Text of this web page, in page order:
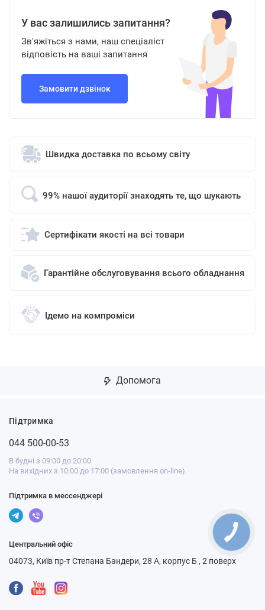
У вас залишились запитання?
Зв'яжіться з нами, наш спеціаліст
відповість на ваші запитання
Замовити дзвінок
Швидка доставка по всьому світу
99% нашої аудиторії знаходять те, що шукають
Сертифікати якості на всі товари
Гарантійне обслуговування всього обладнання
Ідемо на компроміси
Допомога
Підтримка
044 500-00-53
В будні з 09:00 до 20:00
На вихідних з 10:00 до 17:00 (замовлення on-line)
Підтримка в мессенджері
Центральний офіс
04073, Київ пр-т Степана Бандери, 28 А, корпус Б , 2 поверх